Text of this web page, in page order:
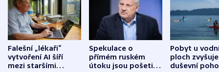
Falešní „lékaři“
vytvoření AI šíří
mezi staršími
Spekulace o
přímém ruském
útoku jsou pošetilé,
Pobyt u
ploch zvyšuje
duševní